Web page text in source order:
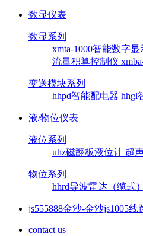
数显仪表
数显系列
xmta-1000智能数字
流量积算控制仪
变送模块系列
hhpd智能配电器 hhgl
液/物位仪表
液位系列
uhz磁翻板液位计 超
物位系列
hhrd导波雷达（缆式）
js555888金沙-金沙js1005线
contact us